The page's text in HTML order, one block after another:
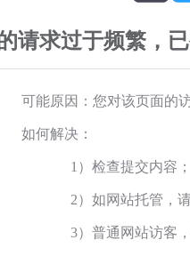
请求过于频繁，
可能原因：您对该页面的
如何解决：
1）检查提交内容；
2）如网站托管，
3）普通网站访客